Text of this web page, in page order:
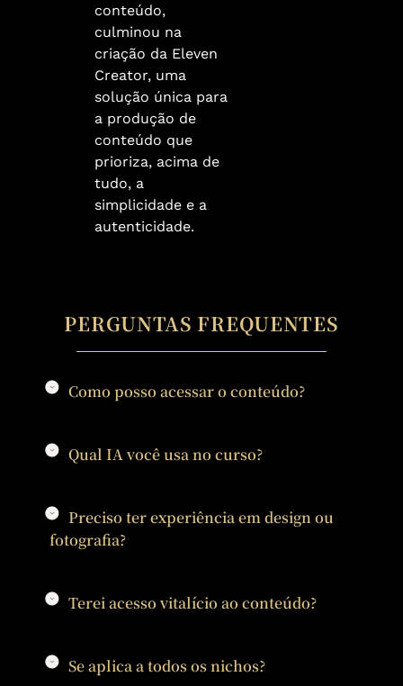
conteúdo,
culminou na
criação da Eleven
Creator, uma
solução única para
a produção de
conteúdo que
prioriza, acima de
tudo, a
simplicidade e a
autenticidade.
PERGUNTAS FREQUENTES
Como posso acessar o conteúdo?
Qual IA você usa no curso?
Preciso ter experiência em design ou
fotografia?
Terei acesso vitalício ao conteúdo?
Se aplica a todos os nichos?